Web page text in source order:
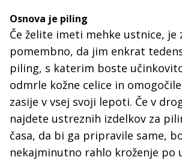
Osnova je piling
Če želite imeti mehke ustnice, je
pomembno, da jim enkrat
piling, s katerim boste
odmrle kožne celice in
zasije v vsej svoji lepoti. Če v
najdete ustreznih izdelkov za
časa, da bi ga pripravile same,
nekajminutno rahlo kroženje po